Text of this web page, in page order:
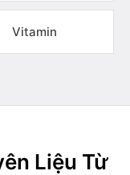
Vitamin
Liệu Từ